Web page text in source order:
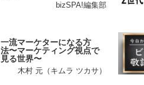
bizSPA!編集部
一流マーケターになる方
法〜マーケティング視点で
見る世界〜
木村 元（キムラ ツカサ）